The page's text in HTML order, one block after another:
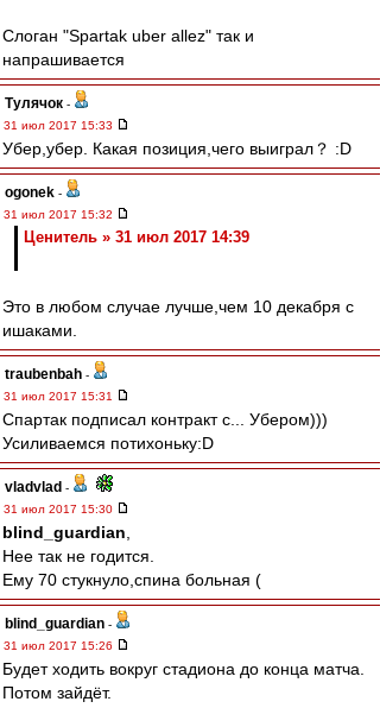
Слоган "Spartak uber allez" так и
напрашивается
Тулячок -
31 июл 2017 15:33
Убер,убер. Какая позиция,чего выиграл？ :D
ogonek -
31 июл 2017 15:32
Ценитель » 31 июл 2017 14:39
Это в любом случае лучше,чем 10 декабря с
ишаками.
traubenbah -
31 июл 2017 15:31
Спартак подписал контракт с... Убером)))
Усиливаемся потихоньку:D
vladvlad -
31 июл 2017 15:30
blind_guardian
Нее так не годится.
Ему 70 стукнуло,спина больная (
blind_guardian -
31 июл 2017 15:26
Будет ходить вокруг стадиона до конца матча.
Потом зайдёт.